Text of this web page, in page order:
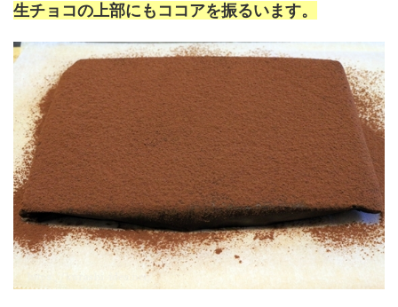
生チョコの上部にもココアを振るいます。